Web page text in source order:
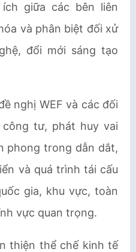
giữa các bên liên
và phân biệt đối xử
đổi mới sáng tạo
nghị WEF và các đối
tư, phát huy vai
phong trong dẫn dắt,
và quá trình tái cấu
gia, khu vực, toàn
vực quan trọng.
thiện thể chế kinh tế